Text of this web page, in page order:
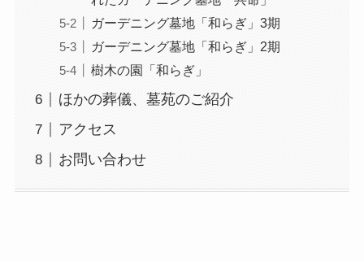
ガーデニング墓地「和らぎ」3期
ガーデニング墓地「和らぎ」2期
樹木の園「和らぎ」
ほかの葬儀、墓苑のご紹介
アクセス
お問い合わせ